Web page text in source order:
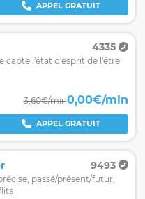
APPEL GRATUIT
4335
capte l'état d'esprit de l'être
3,60€/min0,00€/min
APPEL GRATUIT
9493
passé/présent/futur,